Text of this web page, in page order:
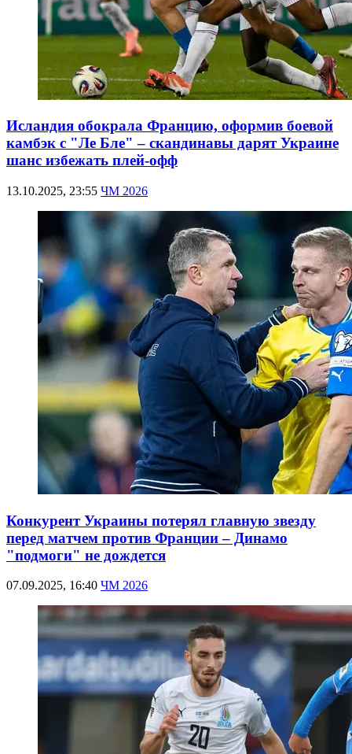
Исландия обокрала Францию, оформив боевой
камбэк с "Ле Бле" – скандинавы дарят Украине
шанс избежать плей-офф
13.10.2025, 23:55 ЧМ 2026
Конкурент Украины потерял главную звезду
перед матчем против Франции – Динамо
"подмоги" не дождется
07.09.2025, 16:40 ЧМ 2026